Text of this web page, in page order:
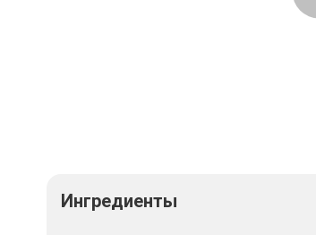
Ингредиенты